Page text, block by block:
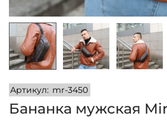
Артикул: mr-3450
Бананка мужская